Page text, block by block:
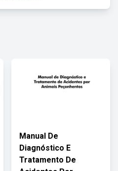
Manual De
Diagnóstico E
Tratamento De